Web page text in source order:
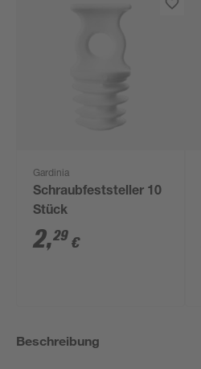
Gardinia
Schraubfeststeller 10
Stück
2,29 €
Beschreibung